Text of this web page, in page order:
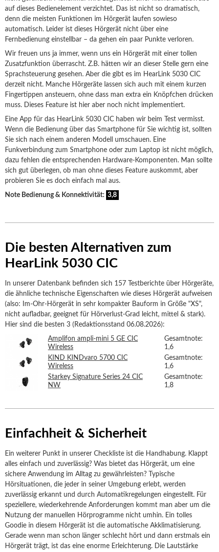
auf dieses Bedienelement verzichtet. Das ist nicht so dramatisch,
denn die meisten Funktionen im Hörgerät laufen sowieso
automatisch. Leider ist dieses Hörgerät nicht über eine
Fernbedienung einstellbar – da gehen ein paar Punkte verloren.
Wir freuen uns ja immer, wenn uns ein Hörgerät mit einer tollen
Zusatzfunktion überrascht. Z.B. hätten wir an dieser Stelle gern eine
Sprachsteuerung gesehen. Aber die gibt es im HearLink 5030 CIC
derzeit nicht. Manche Hörgeräte lassen sich auch mit einem kurzen
Fingertippen ansteuern, ohne dass man extra ein Knöpfchen drücken
muss. Dieses Feature ist hier aber noch nicht implementiert.
Eine App für das HearLink 5030 CIC haben wir beim Test vermisst.
Wenn die Bedienung über das Smartphone für Sie wichtig ist, sollten
Sie sich nach einem anderen Modell umschauen. Eine
Funkverbindung zum Smartphone oder zum Laptop ist nicht möglich,
dazu fehlen die entsprechenden Hardware-Komponenten. Man sollte
sich gut überlegen, ob man ohne dieses Feature auskommt, aber
probieren Sie es doch einfach mal aus.
Note Bedienung & Konnektivität: 3,8
Die besten Alternativen zum
HearLink 5030 CIC
In unserer Datenbank befinden sich 157 Testberichte über Hörgeräte,
die ähnliche technische Eigenschaften wie dieses Hörgerät aufweisen
(also: Im-Ohr-Hörgerät in sehr kompakter Bauform in Größe "XS",
nicht aufladbar, geeignet für Hörverlust-Grad leicht, mittel & stark).
Hier sind die besten 3 (Redaktionsstand 06.08.2026):
Amplifon ampli-mini 5 GE CIC
Wireless
Gesamtnote:
1,6
KIND KINDvaro 5700 CIC
Wireless
Gesamtnote:
1,6
Starkey Signature Series 24 CIC
NW
Gesamtnote:
1,8
Einfachheit & Sicherheit
Ein weiterer Punkt in unserer Checkliste ist die Handhabung. Klappt
alles einfach und zuverlässig? Was bietet das Hörgerät, um eine
sichere Anwendung im Alltag zu gewährleisten? Typische
Hörsituationen, die jeder in seiner Umgebung erlebt, werden
zuverlässig erkannt und durch Automatikregelungen eingestellt. Für
speziellere, wiederkehrende Anforderungen kommt man aber um die
Nutzung der manuellen Hörprogramme nicht umhin. Ein tolles
Goodie in diesem Hörgerät ist die automatische Akklimatisierung.
Gerade wenn man schon länger schlecht hört und dann erstmals ein
Hörgerät trägt, ist das eine enorme Erleichterung. Die Lautstärke